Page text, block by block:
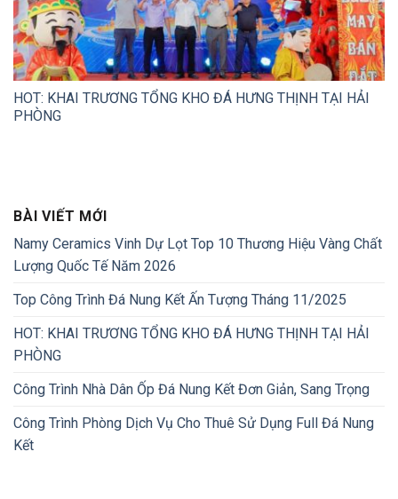
HOT: KHAI TRƯƠNG TỔNG KHO ĐÁ HƯNG THỊNH TẠI HẢI
PHÒNG
BÀI VIẾT MỚI
Namy Ceramics Vinh Dự Lọt Top 10 Thương Hiệu Vàng Chất
Lượng Quốc Tế Năm 2026
Top Công Trình Đá Nung Kết Ấn Tượng Tháng 11/2025
HOT: KHAI TRƯƠNG TỔNG KHO ĐÁ HƯNG THỊNH TẠI HẢI
PHÒNG
Công Trình Nhà Dân Ốp Đá Nung Kết Đơn Giản, Sang Trọng
Công Trình Phòng Dịch Vụ Cho Thuê Sử Dụng Full Đá Nung
Kết